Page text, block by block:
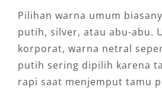
Pilihan warna umum
putih, silver, atau abu-abu.
korporat, warna netral
putih sering dipilih karena
rapi saat menjemput tamu